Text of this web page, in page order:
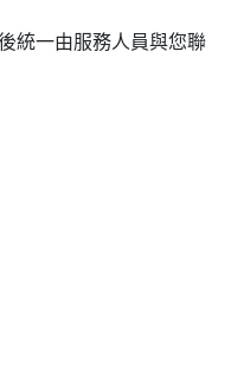
統一由服務人員與您聯